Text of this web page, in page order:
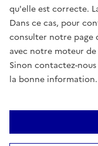
qu'elle est correcte.
Dans ce cas, pour
consulter notre page
avec notre moteur
Sinon contactez-
la bonne information.